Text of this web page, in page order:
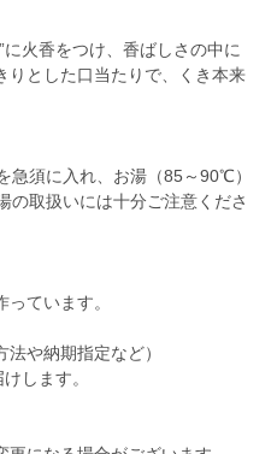
火香をつけ、香ばしさの中に
りとした口当たりで、くき本来
急須に入れ、お湯（85～90℃）
取扱いには十分ご注意くださ
ています。
や納期指定など）
します。